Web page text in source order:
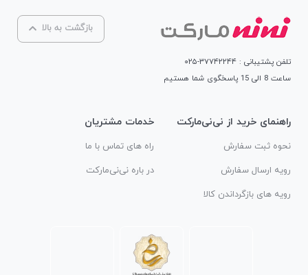
بازگشت به بالا
تلفن پشتیبانی : ۳۷۷۴۲۲۴۴-۰۲۵
ساعت 8 الی 15 پاسخگوی شما هستیم
راهنمای خرید از نی‌نی‌مارکت
نحوه ثبت سفارش
رویه ارسال سفارش
رویه های بازگرداندن کالا
خدمات مشتریان
راه های تماس با ما
در باره نی‌نی‌مارکت